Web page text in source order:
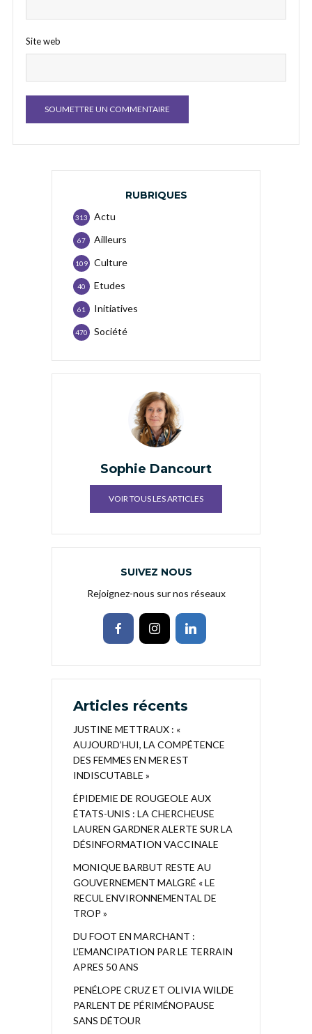
Site web
RUBRIQUES
Actu
313
Ailleurs
67
Culture
109
Etudes
40
Initiatives
61
Société
470
Sophie Dancourt
VOIR TOUS LES ARTICLES
SUIVEZ NOUS
Rejoignez-nous sur nos réseaux
Articles récents
JUSTINE METTRAUX : «
AUJOURD’HUI, LA COMPÉTENCE
DES FEMMES EN MER EST
INDISCUTABLE »
ÉPIDEMIE DE ROUGEOLE AUX
ÉTATS-UNIS : LA CHERCHEUSE
LAUREN GARDNER ALERTE SUR LA
DÉSINFORMATION VACCINALE
MONIQUE BARBUT RESTE AU
GOUVERNEMENT MALGRÉ « LE
RECUL ENVIRONNEMENTAL DE
TROP »
DU FOOT EN MARCHANT :
L’EMANCIPATION PAR LE TERRAIN
APRES 50 ANS
PENÉLOPE CRUZ ET OLIVIA WILDE
PARLENT DE PÉRIMÉNOPAUSE
SANS DÉTOUR